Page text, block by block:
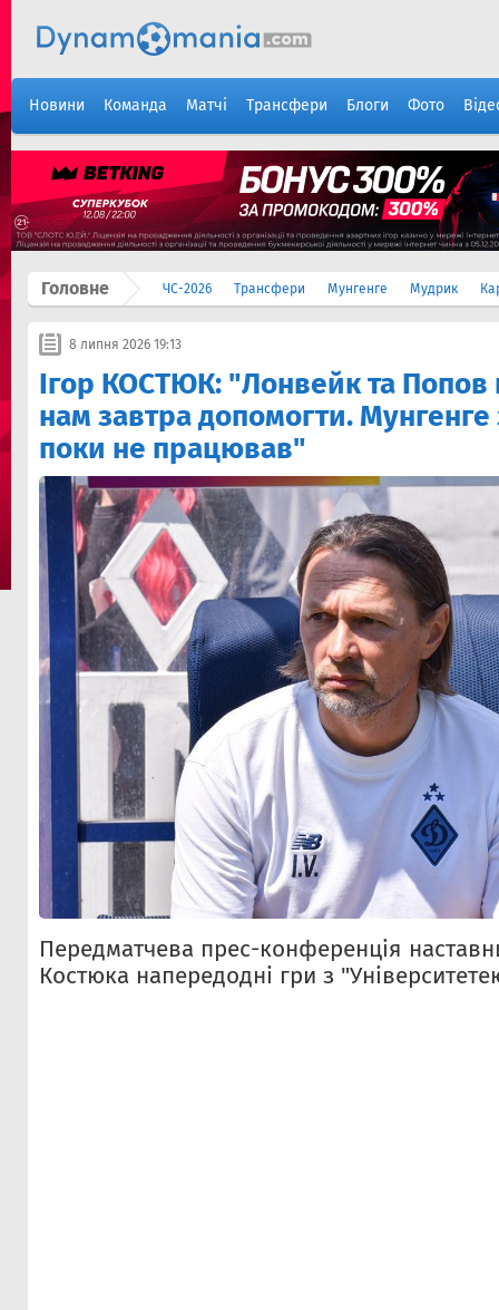
Новини Команда Матчі Трансфери Блоги Фото
Головне ЧС-2026 Трансфери Мунгенге Мудрик
8 липня 2026 19:13
Ігор КОСТЮК: "Лонвейк та Попов
нам завтра допомогти.
поки не працював"
Передматчева прес-конференція
Костюка напередодні гри з